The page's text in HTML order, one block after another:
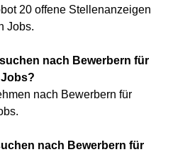
20 offene Stellenanzeigen
Jobs.
nach Bewerbern für
nach Bewerbern für
nach Bewerbern für